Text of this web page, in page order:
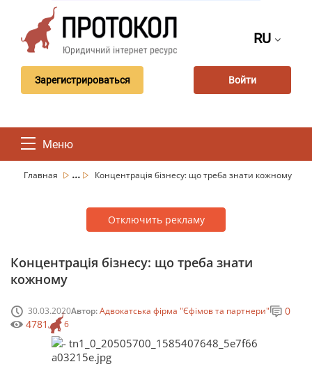
RU
Зарегистрироваться Войти
Меню
Главная ... Концентрація бізнесу: що треба знати кожному
Отключить рекламу
Концентрація бізнесу: що треба знати
кожному
30.03.2020Автор:Адвокатська фірма "Єфімов та партнери"
6
0
4781